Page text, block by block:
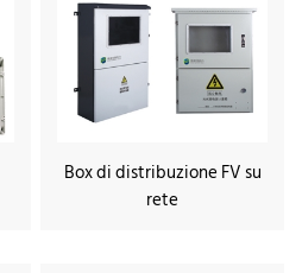
Box di distribuzione FV su
rete